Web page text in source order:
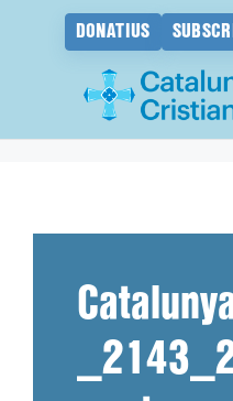
DONATIUS